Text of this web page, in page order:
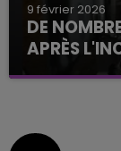
9 février 2026
DE
APRÈS